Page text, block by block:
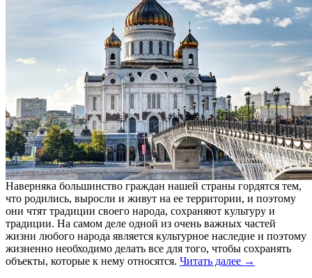
Наверняка большинство граждан нашей страны гордятся тем,
что родились, выросли и живут на ее территории, и поэтому
они чтят традиции своего народа, сохраняют культуру и
традиции. На самом деле одной из очень важных частей
жизни любого народа является культурное наследие и поэтому
жизненно необходимо делать все для того, чтобы сохранять
объекты, которые к нему относятся. Читать далее →